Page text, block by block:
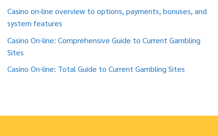
Casino on-line overview to options, payments, bonuses, and
system features
Casino On-line: Comprehensive Guide to Current Gambling
Sites
Casino On-line: Total Guide to Current Gambling Sites